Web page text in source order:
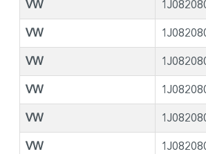
VW
VW
VW
VW
VW
VW